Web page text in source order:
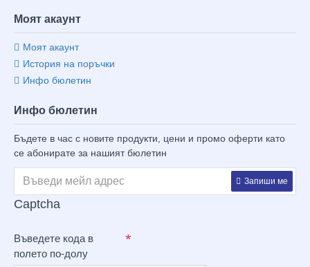
Моят акаунт
Моят акаунт
История на поръчки
Инфо бюлетин
Инфо бюлетин
Бъдете в час с новите продукти, цени и промо оферти като
се абонирате за нашият бюлетин
Запиши ме
Captcha
Въведете кода в
полето по-долу